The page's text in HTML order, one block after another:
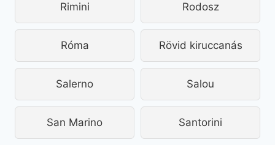
Rimini Rodosz
Róma Rövid kiruccanás
Salerno Salou
San Marino Santorini